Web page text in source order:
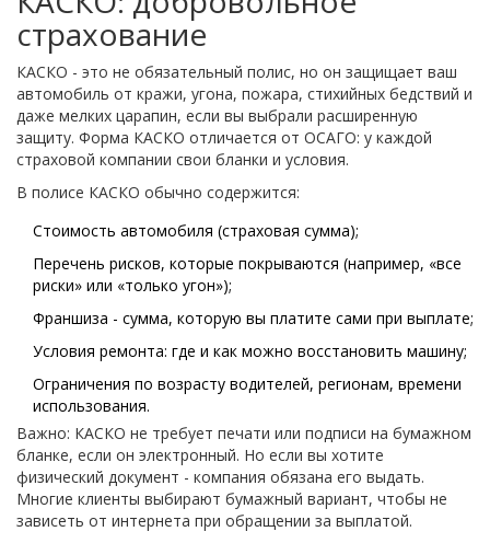
страхование
КАСКО - это не обязательный полис, но он защищает ваш
автомобиль от кражи, угона, пожара, стихийных бедствий и
даже мелких царапин, если вы выбрали расширенную
защиту. Форма КАСКО отличается от ОСАГО: у каждой
страховой компании свои бланки и условия.
В полисе КАСКО обычно содержится:
Стоимость автомобиля (страховая сумма);
Перечень рисков, которые покрываются (например, «все
риски» или «только угон»);
Франшиза - сумма, которую вы платите сами при выплате;
Условия ремонта: где и как можно восстановить машину;
Ограничения по возрасту водителей, регионам, времени
использования.
Важно: КАСКО не требует печати или подписи на бумажном
бланке, если он электронный. Но если вы хотите
физический документ - компания обязана его выдать.
Многие клиенты выбирают бумажный вариант, чтобы не
зависеть от интернета при обращении за выплатой.